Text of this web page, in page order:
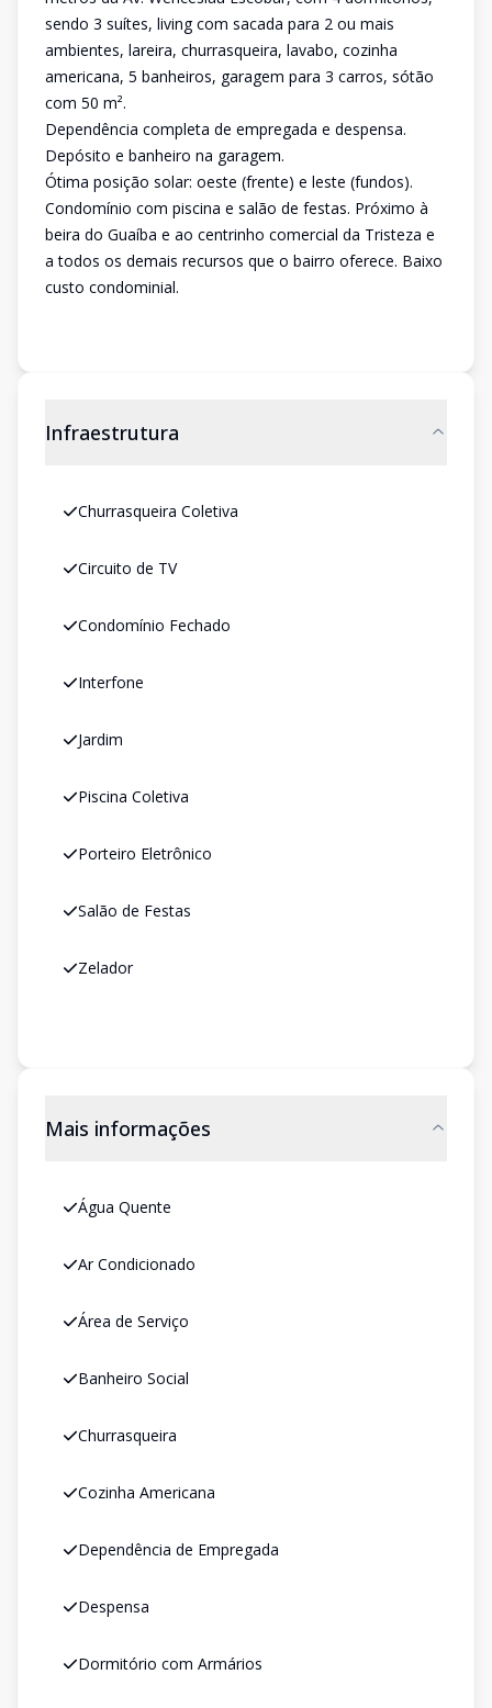
sendo 3 suítes, living com sacada para 2 ou mais
ambientes, lareira, churrasqueira, lavabo, cozinha
americana, 5 banheiros, garagem para 3 carros, sótão
com 50 m².
Dependência completa de empregada e despensa.
Depósito e banheiro na garagem.
Ótima posição solar: oeste (frente) e leste (fundos).
Condomínio com piscina e salão de festas. Próximo à
beira do Guaíba e ao centrinho comercial da Tristeza e
a todos os demais recursos que o bairro oferece. Baixo
custo condominial.
Infraestrutura
Churrasqueira Coletiva
Circuito de TV
Condomínio Fechado
Interfone
Jardim
Piscina Coletiva
Porteiro Eletrônico
Salão de Festas
Zelador
Mais informações
Água Quente
Ar Condicionado
Área de Serviço
Banheiro Social
Churrasqueira
Cozinha Americana
Dependência de Empregada
Despensa
Dormitório com Armários